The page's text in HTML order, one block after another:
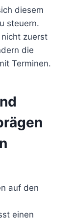
diesem
steuern.
zuerst
die
Terminen.
auf den
einen